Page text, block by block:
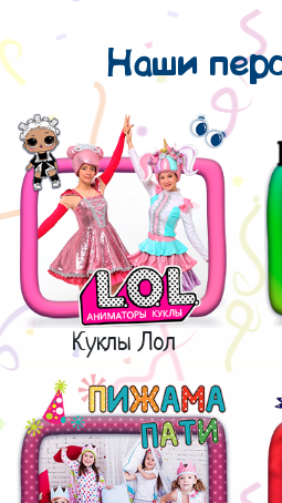
Наши
Куклы Лол